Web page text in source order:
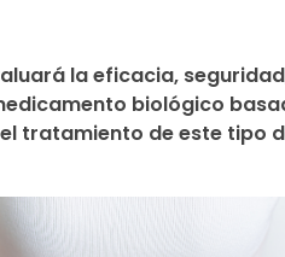
la eficacia,
biológico
tratamiento de este tipo